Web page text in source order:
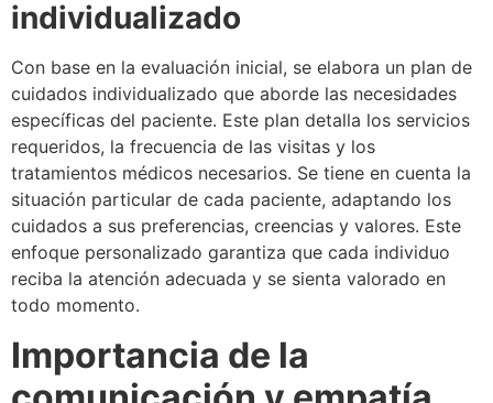
individualizado
Con base en la evaluación inicial, se elabora un plan de
cuidados individualizado que aborde las necesidades
específicas del paciente. Este plan detalla los servicios
requeridos, la frecuencia de las visitas y los
tratamientos médicos necesarios. Se tiene en cuenta la
situación particular de cada paciente, adaptando los
cuidados a sus preferencias, creencias y valores. Este
enfoque personalizado garantiza que cada individuo
reciba la atención adecuada y se sienta valorado en
todo momento.
Importancia de la